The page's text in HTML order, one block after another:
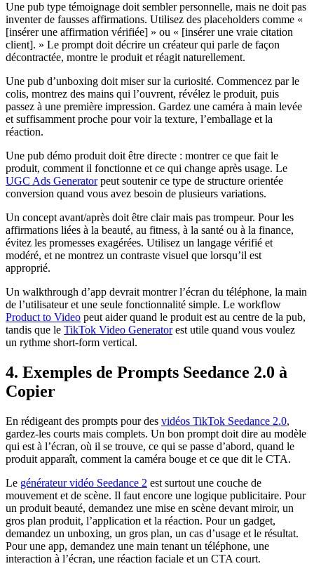
Une pub type témoignage doit sembler personnelle, mais ne doit pas
inventer de fausses affirmations. Utilisez des placeholders comme «
[insérer une affirmation vérifiée] » ou « [insérer une vraie citation
client]. » Le prompt doit décrire un créateur qui parle de façon
décontractée, montre le produit et réagit naturellement.
Une pub d’unboxing doit miser sur la curiosité. Commencez par le
colis, montrez des mains qui l’ouvrent, révélez le produit, puis
passez à une première impression. Gardez une caméra à main levée
et suffisamment proche pour voir la texture, l’emballage et la
réaction.
Une pub démo produit doit être directe : montrer ce que fait le
produit, comment il fonctionne et ce qui change après usage. Le
UGC Ads Generatorpeut soutenir ce type de structure orientée
conversion quand vous avez besoin de plusieurs variations.
Un concept avant/après doit être clair mais pas trompeur. Pour les
affirmations liées à la beauté, au fitness, à la santé ou à la finance,
évitez les promesses exagérées. Utilisez un langage vérifié et
modéré, et ne montrez un contraste visuel que lorsqu’il est
approprié.
Un walkthrough d’app devrait montrer l’écran du téléphone, la main
de l’utilisateur et une seule fonctionnalité simple. Le workflow
Product to Video peut aider quand le produit est au centre de la pub,
tandis que le TikTok Video Generatorest utile quand vous voulez
un rythme short-form vertical.
4. Exemples de Prompts Seedance 2.0 à
Copier
En rédigeant des prompts pour des vidéos TikTok Seedance 2.0,
gardez-les courts mais complets. Un bon prompt doit dire au modèle
qui est à l’écran, où il se trouve, ce qui se passe d’abord, quand le
produit apparaît, comment la caméra bouge et ce que dit le CTA.
Le générateur vidéo Seedance 2 est surtout une couche de
mouvement et de scène. Il faut encore une logique publicitaire. Pour
un produit beauté, demandez une mise en scène devant miroir, un
gros plan produit, l’application et la réaction. Pour un gadget,
demandez un unboxing, un gros plan, un cas d’usage et le résultat.
Pour une app, demandez une main tenant un téléphone, une
interaction à l’écran, une réaction faciale et un CTA court.